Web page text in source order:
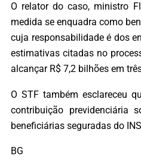
O relator do caso, ministro
medida se enquadra como
cuja responsabilidade é dos
estimativas citadas no
alcançar R$ 7,2 bilhões em
O STF também esclareceu
contribuição previdenciária
beneficiárias seguradas do
BG